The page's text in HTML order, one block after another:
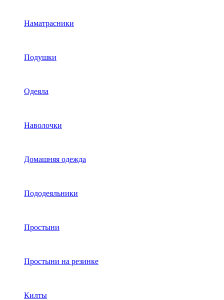
Наматрасники
Подушки
Одеяла
Наволочки
Домашняя одежда
Пододеяльники
Простыни
Простыни на резинке
Килты